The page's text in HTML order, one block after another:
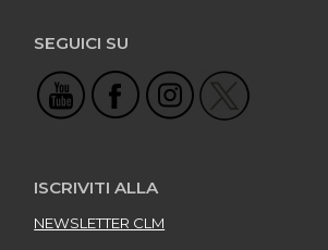
SEGUICI SU
ISCRIVITI ALLA
NEWSLETTER CLM